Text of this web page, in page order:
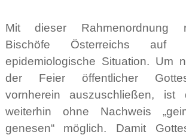
Mit dieser Rahmenordnung
Bischöfe Österreichs auf
epidemiologische Situation. Um
der Feier öffentlicher
vornherein auszuschließen, ist
weiterhin ohne Nachweis
genesen“ möglich. Damit